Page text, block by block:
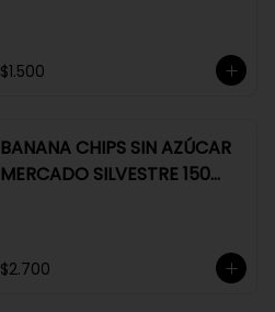
$1.500
BANANA CHIPS SIN AZÚCAR
MERCADO SILVESTRE 150
$2.700